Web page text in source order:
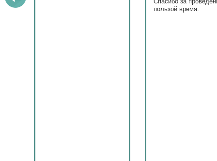
пользой время.